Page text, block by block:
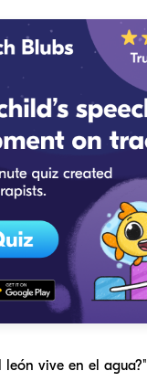
león vive en el agua?"